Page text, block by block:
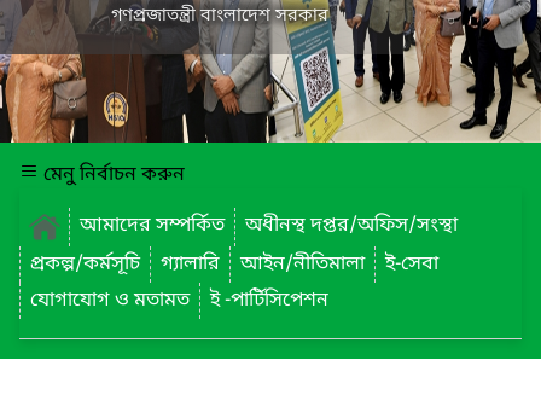
গণপ্রজাতন্ত্রী বাংলাদেশ সরকার
মেনু নির্বাচন করুন
আমাদের সম্পর্কিত
অধীনস্থ দপ্তর/অফিস/সংস্থা
প্রকল্প/কর্মসূচি
গ্যালারি আইন/নীতিমালা
ই-সেবা
যোগাযোগ ও মতামত
ই -পার্টিসিপেশন